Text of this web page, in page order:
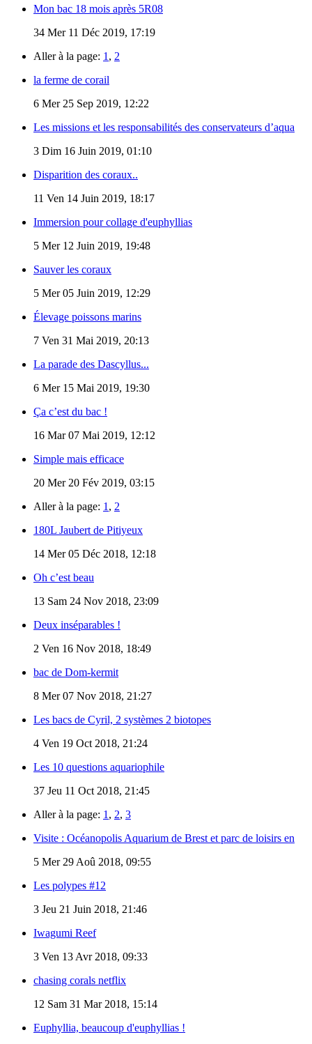
Mon bac 18 mois après 5R08
34 Mer 11 Déc 2019, 17:19
Aller à la page: 1 , 2
la ferme de corail
6 Mer 25 Sep 2019, 12:22
Les missions et les responsabilités des conservateurs d’aqua
3 Dim 16 Juin 2019, 01:10
Disparition des coraux..
11 Ven 14 Juin 2019, 18:17
Immersion pour collage d'euphyllias
5 Mer 12 Juin 2019, 19:48
Sauver les coraux
5 Mer 05 Juin 2019, 12:29
Élevage poissons marins
7 Ven 31 Mai 2019, 20:13
La parade des Dascyllus...
6 Mer 15 Mai 2019, 19:30
Ça c’est du bac !
16 Mar 07 Mai 2019, 12:12
Simple mais efficace
20 Mer 20 Fév 2019, 03:15
Aller à la page: 1 , 2
180L Jaubert de Pitiyeux
14 Mer 05 Déc 2018, 12:18
Oh c’est beau
13 Sam 24 Nov 2018, 23:09
Deux inséparables !
2 Ven 16 Nov 2018, 18:49
bac de Dom-kermit
8 Mer 07 Nov 2018, 21:27
Les bacs de Cyril, 2 systèmes 2 biotopes
4 Ven 19 Oct 2018, 21:24
Les 10 questions aquariophile
37 Jeu 11 Oct 2018, 21:45
Aller à la page: 1 , 2, 3
Visite : Océanopolis Aquarium de Brest et parc de loisirs en
5 Mer 29 Aoû 2018, 09:55
Les polypes #12
3 Jeu 21 Juin 2018, 21:46
Iwagumi Reef
3 Ven 13 Avr 2018, 09:33
chasing corals netflix
12 Sam 31 Mar 2018, 15:14
Euphyllia, beaucoup d'euphyllias !